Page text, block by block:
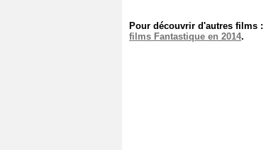
Pour découvrir d'autres films :
films Fantastique en 2014.